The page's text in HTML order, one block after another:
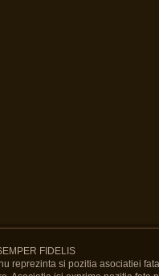
FIDELIS
reprezinta si pozitia asociatiei